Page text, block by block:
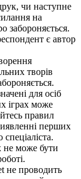
чи наступне
на
забороняється.
є автор
творів
для осіб
іграх може
правил
перших
не може бути
не проводить